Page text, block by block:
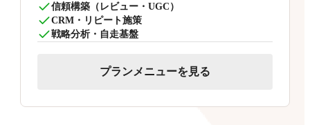
信頼構築（レビュー・UGC）
CRM・リピート施策
戦略分析・自走基盤
プランメニューを見る